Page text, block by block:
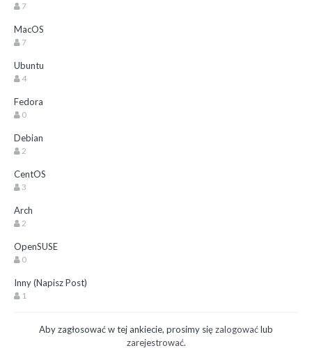
7
MacOS
7
Ubuntu
4
Fedora
0
Debian
2
CentOS
3
Arch
2
OpenSUSE
0
Inny (Napisz Post)
1
Aby zagłosować w tej ankiecie, prosimy sięzalogowaćlub
zarejestrować.